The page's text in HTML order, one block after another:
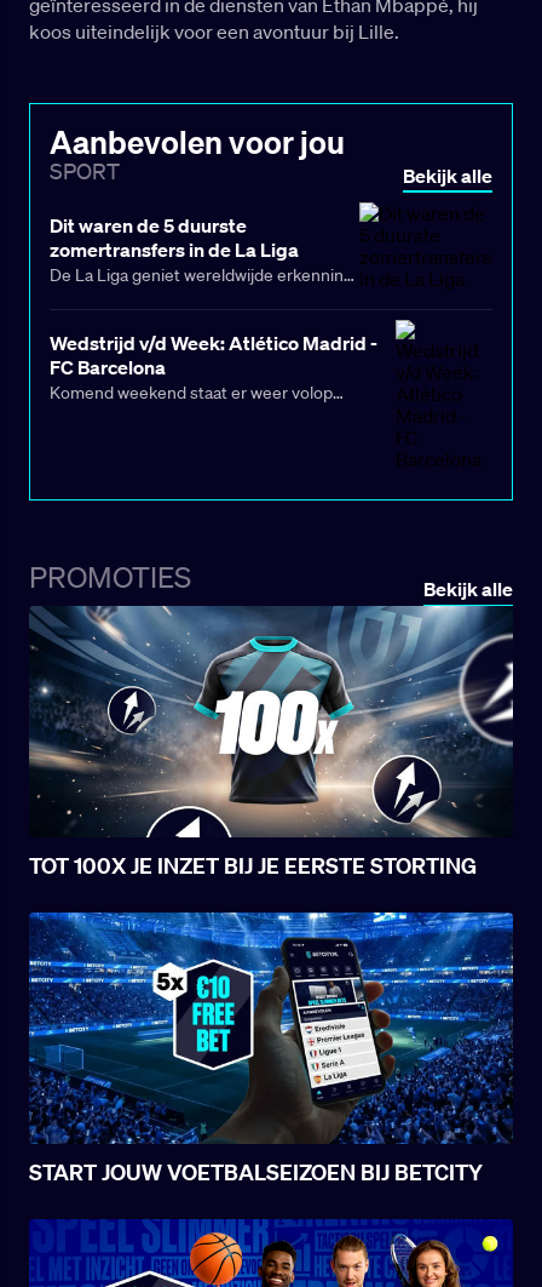
geïnteresseerd in de diensten van Ethan Mbappé, hij
koos uiteindelijk voor een avontuur bij Lille.
Aanbevolen voor jou
SPORT Bekijk alle
Dit waren de 5 duurste
zomertransfers in de La Liga
De La Liga geniet wereldwijde erkenning
beschikken dan ook over
indrukwekkende budgetten om hun
selecties in de zomer van 2025 stevig uit
Wedstrijd v/d Week: Atlético Madrid -
FC Barcelona
Komend weekend staat er weer volop
Atlético Madrid neemt het in eigen huis op
PROMOTIES Bekijk alle
TOT 100X JE INZET BIJ JE EERSTE STORTING
START JOUW VOETBALSEIZOEN BIJ BETCITY